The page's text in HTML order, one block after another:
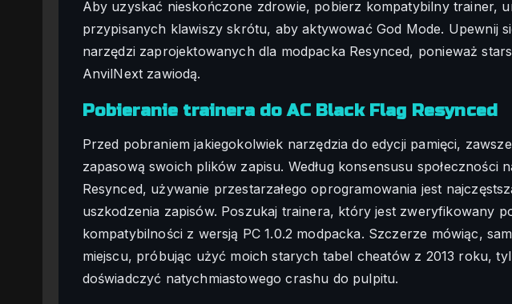
Aby uzyskać nieskończone zdrowie, pobierz kompatybilny trainer,
przypisanych klawiszy skrótu, aby aktywować God Mode. Upewnij
narzędzi zaprojektowanych dla modpacka Resynced, ponieważ
AnvilNext zawiodą.
Pobieranie trainera do AC Black Flag Resynced
Przed pobraniem jakiegokolwiek narzędzia do edycji pamięci,
zapasową swoich plików zapisu. Według konsensusu społeczności
Resynced, używanie przestarzałego oprogramowania jest
uszkodzenia zapisów. Poszukaj trainera, który jest zweryfikowany
kompatybilności z wersją PC 1.0.2 modpacka. Szczerze mówiąc,
miejscu, próbując użyć moich starych tabel cheatów z 2013 roku,
doświadczyć natychmiastowego crashu do pulpitu.